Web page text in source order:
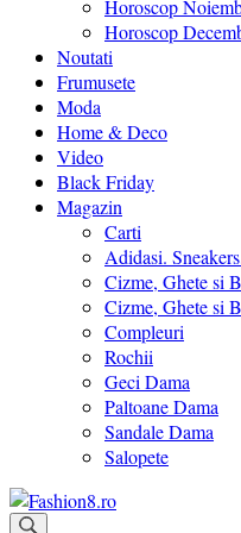
Horoscop
Horoscop
Noutati
Frumusete
Moda
Home & Deco
Video
Black Friday
Magazin
Carti
Adidasi.
Cizme, Ghete si
Cizme, Ghete si
Compleuri
Rochii
Geci Dama
Paltoane Dama
Sandale Dama
Salopete